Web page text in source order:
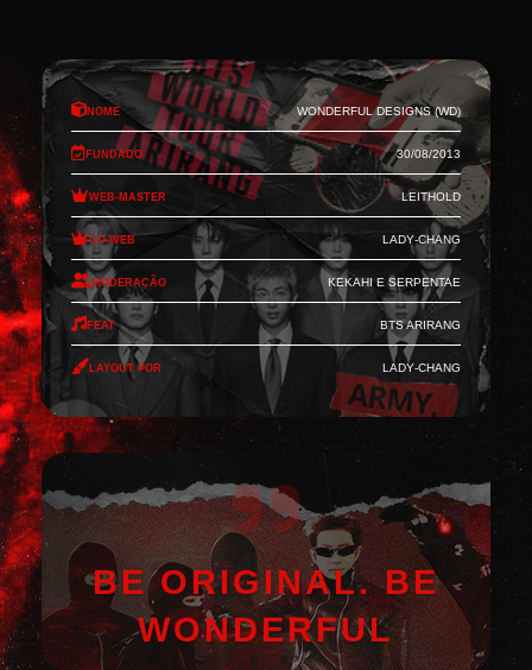
Nome Wonderful Designs (WD)
Fundado 30/08/2013
Web-Master Leithold
Co-Web Lady-Chang
Moderação Kekahi e Serpentae
Feat BTS Arirang
Layout por Lady-Chang
BE ORIGINAL. BE
WONDERFUL